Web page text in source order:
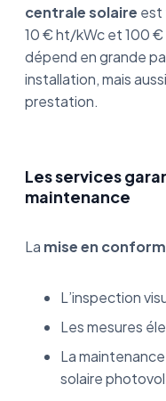
centrale solaire est
10 € ht/kWc et 100
dépend en grande
installation, mais
prestation.
Les services
maintenance
La mise en
L’inspection
Les mesures
La
solaire